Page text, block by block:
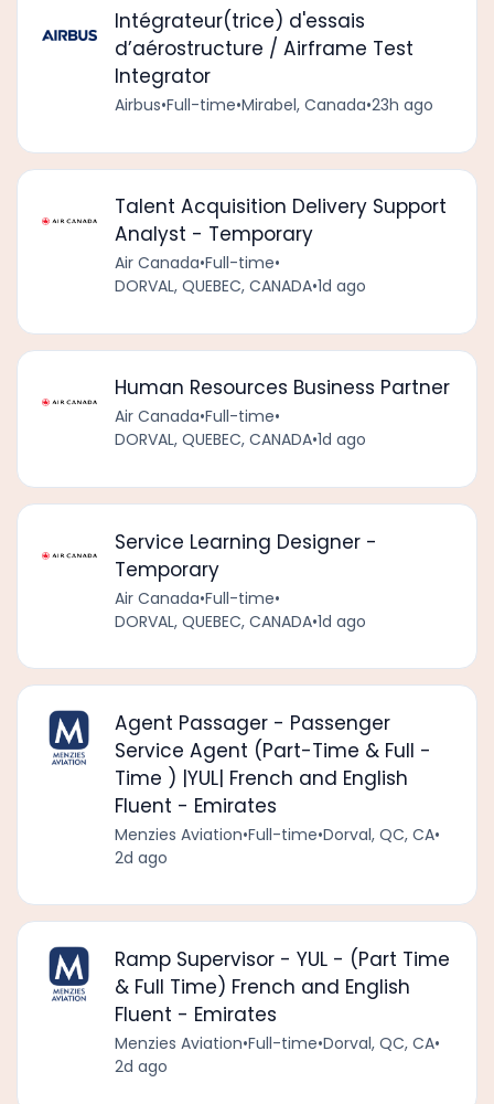
Intégrateur(trice) d'essais
d’aérostructure / Airframe Test
Integrator
Airbus•Full-time•Mirabel, Canada•23h ago
Talent Acquisition Delivery Support
Analyst - Temporary
Air Canada•Full-time•
DORVAL, QUEBEC, CANADA•1d ago
Human Resources Business Partner
Air Canada•Full-time•
DORVAL, QUEBEC, CANADA•1d ago
Service Learning Designer -
Temporary
Air Canada•Full-time•
DORVAL, QUEBEC, CANADA•1d ago
Agent Passager - Passenger
Service Agent (Part-Time & Full -
Time ) |YUL| French and English
Fluent - Emirates
Menzies Aviation•Full-time•Dorval, QC, CA•
2d ago
Ramp Supervisor - YUL - (Part Time
& Full Time) French and English
Fluent - Emirates
Menzies Aviation•Full-time•Dorval, QC, CA•
2d ago